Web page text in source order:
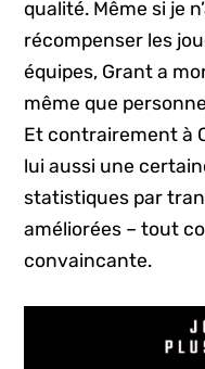
qualité. Même si je
récompenser les
équipes, Grant a
même que
Et contrairement à
lui aussi une
statistiques par
améliorées – tout
convaincante.